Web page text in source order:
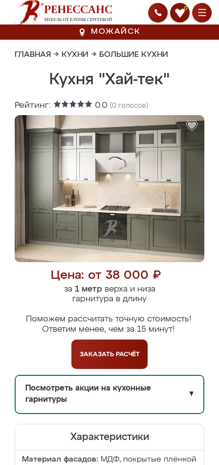
0
МОЖАЙСК
ГЛАВНАЯ → КУХНИ → БОЛЬШИЕ КУХНИ
Кухня "Хай-тек"
Рейтинг: 0.0 (0 голосов)
Цена: от 38 000 ₽
за 1 метрверха и низа
гарнитура в длину
Поможем рассчитать точную стоимость!
Ответим менее, чем за 15 минут!
ЗАКАЗАТЬ РАСЧЁТ
Посмотреть акции на кухонные
гарнитуры
▼
Характеристики
Материал фасадов: МДФ, покрытые плёнкой